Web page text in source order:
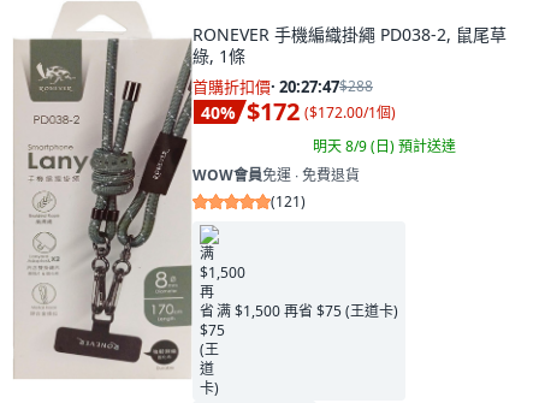
RONEVER 手機編織掛繩 PD038-2, 鼠尾草
綠, 1條
首購折扣價· 20:27:46$288
40% $172 ($172.00/1個)
明天 8/9 (日)預計送達
WOW會員免運 ∙ 免費退貨
(121)
满 $1,500 再省 $75 (王道卡)